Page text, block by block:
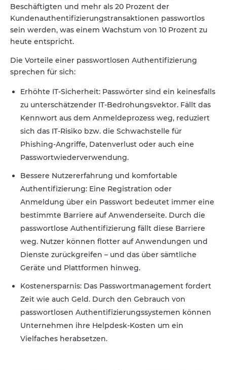
Beschäftigten und mehr als 20 Prozent der
Kundenauthentifizierungstransaktionen passwortlos
sein werden, was einem Wachstum von 10 Prozent zu
heute entspricht.
Die Vorteile einer passwortlosen Authentifizierung
sprechen für sich:
Erhöhte IT-Sicherheit: Passwörter sind ein keinesfalls
zu unterschätzender IT-Bedrohungsvektor. Fällt das
Kennwort aus dem Anmeldeprozess weg, reduziert
sich das IT-Risiko bzw. die Schwachstelle für
Phishing-Angriffe, Datenverlust oder auch eine
Passwortwiederverwendung.
Bessere Nutzererfahrung und komfortable
Authentifizierung: Eine Registration oder
Anmeldung über ein Passwort bedeutet immer eine
bestimmte Barriere auf Anwenderseite. Durch die
passwortlose Authentifizierung fällt diese Barriere
weg. Nutzer können flotter auf Anwendungen und
Dienste zurückgreifen – und das über sämtliche
Geräte und Plattformen hinweg.
Kostenersparnis: Das Passwortmanagement fordert
Zeit wie auch Geld. Durch den Gebrauch von
passwortlosen Authentifizierungssystemen können
Unternehmen ihre Helpdesk-Kosten um ein
Vielfaches herabsetzen.